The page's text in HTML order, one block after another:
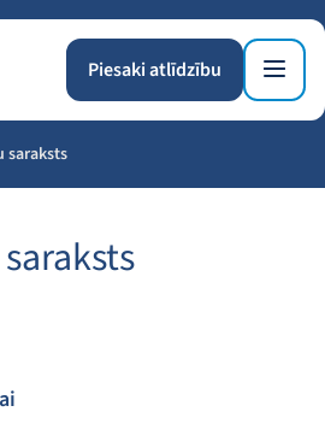
Piesaki atlīdzību
saraksts